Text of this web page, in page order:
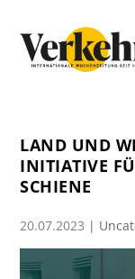
LAND UND
INITIATIVE
SCHIENE
20.07.2023 |